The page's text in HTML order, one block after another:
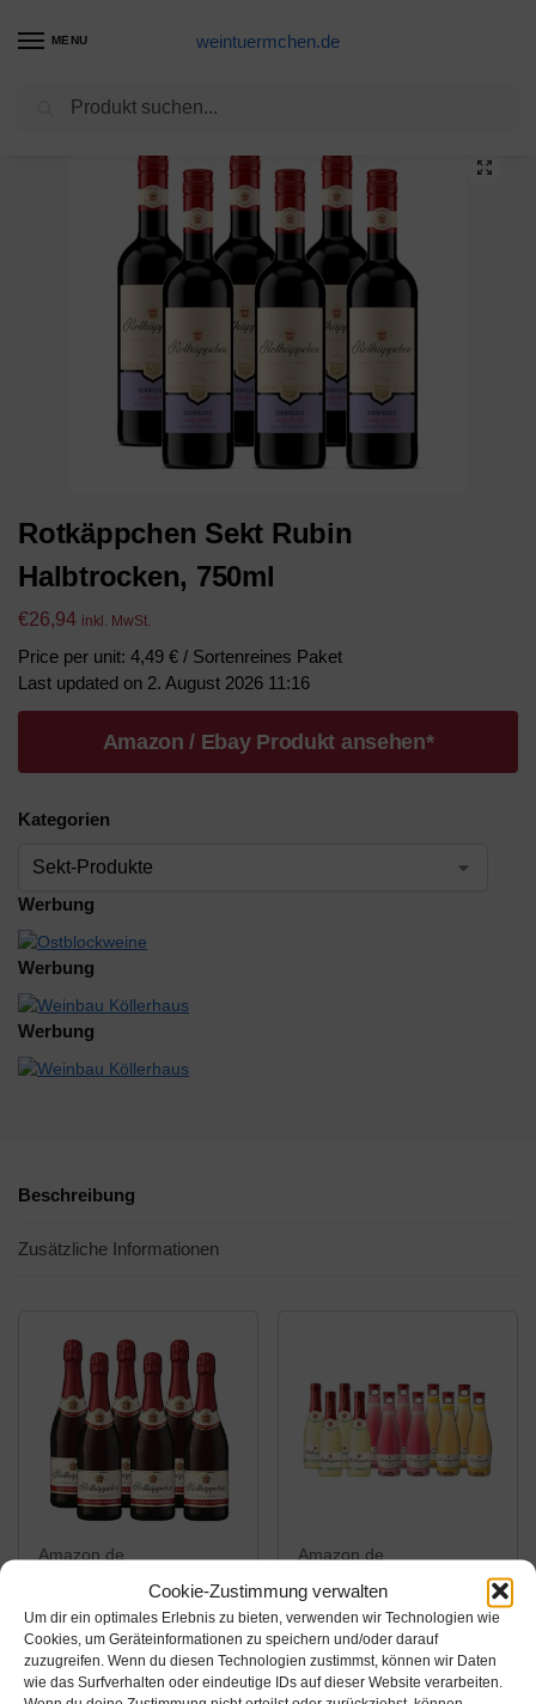
Cookie-Zustimmung verwalten
Um dir ein optimales Erlebnis zu bieten, verwenden wir Technologien wie
Cookies, um Geräteinformationen zu speichern und/oder darauf
zuzugreifen. Wenn du diesen Technologien zustimmst, können wir Daten
wie das Surfverhalten oder eindeutige IDs auf dieser Website verarbeiten.
MENU weintuermchen.de
Sekt-Produkte / Rotkäppchen Sekt Rubin Halbtrocken, 750ml
Rotkäppchen Sekt Rubin
Halbtrocken, 750ml
€26,94 inkl. MwSt.
Price per unit: 4,49 € / Sortenreines Paket
Last updated on 2. August 2026 11:16
Amazon / Ebay Produkt ansehen*
Kategorien
Werbung
Werbung
Werbung
Beschreibung
Zusätzliche Informationen
Amazon.de
Rotkäppchen Sekt
Rubin Halbtrocken (6 x
Amazon.de
30,99€
Rotkäppchen
Fruchtsecco Alkoholfrei